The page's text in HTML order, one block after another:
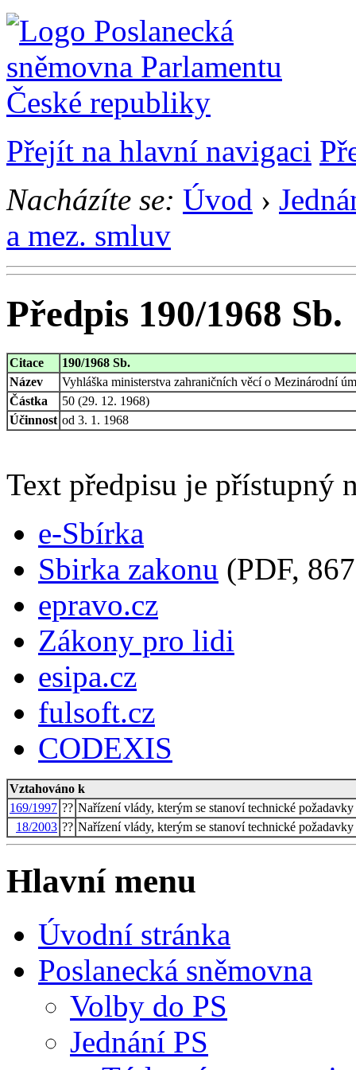
Přejít na hlavní navigaci
Nacházíte se: Úvod ›
a mez. smluv
Předpis 190/1968 Sb.
Citace
190/1968 Sb.
Název
Vyhláška ministerstva zahraničních věcí o Mezinárodní
Částka
50 (29. 12. 1968)
Účinnost od 3. 1. 1968
Text předpisu je přístupný
e-Sbírka
Sbirka zakonu (PDF,
epravo.cz
Zákony pro lidi
esipa.cz
fulsoft.cz
CODEXIS
Vztahováno k
169/1997 ?? Nařízení vlády, kterým se stanoví technické
18/2003 ?? Nařízení vlády, kterým se stanoví technické
Hlavní menu
Úvodní stránka
Poslanecká sněmovna
Volby do PS
Jednání PS